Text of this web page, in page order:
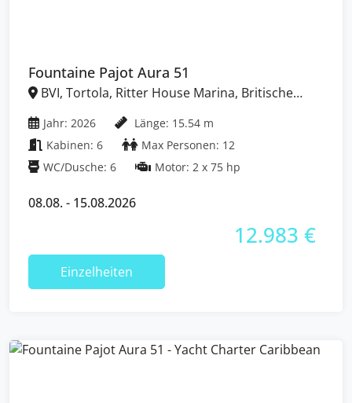
Fountaine Pajot Aura 51
Jahr: 2026
Länge: 15.54 m
Kabinen: 6
Max Personen: 12
WC/Dusche: 6
Motor: 2 x 75 hp
08.08. - 15.08.2026
12.983 €
Einzelheiten